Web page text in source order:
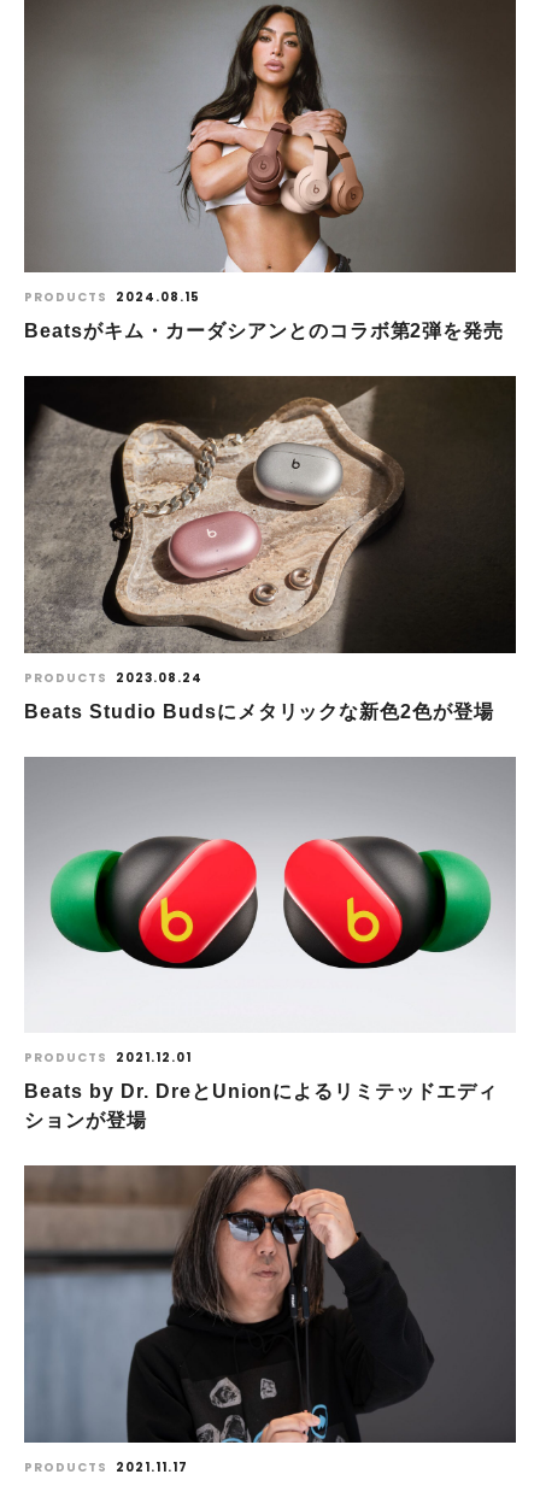
PRODUCTS 2024.08.15
Beatsがキム・カーダシアンとのコラボ第2弾を発売
PRODUCTS 2023.08.24
Beats Studio Budsにメタリックな新色2色が登場
PRODUCTS 2021.12.01
Beats by Dr. DreとUnionによるリミテッドエディ
ションが登場
PRODUCTS 2021.11.17